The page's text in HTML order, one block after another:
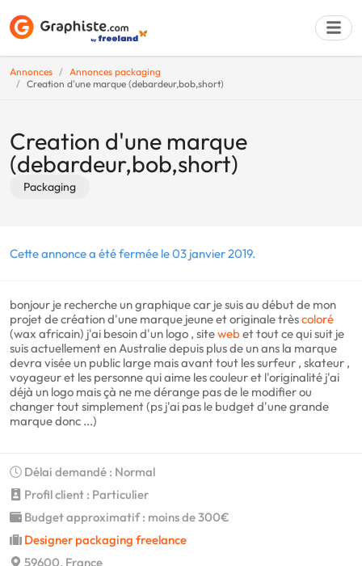
Annonces
Annonces packaging
Creation d'une marque (debardeur,bob,short)
Creation d'une marque
(debardeur,bob,short)
Packaging
Cette annonce a été fermée le 03 janvier 2019.
bonjour je recherche un graphique car je suis au début de mon
projet de création d'une marque jeune et originale trèscoloré
(wax africain) j'ai besoin d'un logo , sitewebet tout ce qui suit je
suis actuellement en Australie depuis plus de un ans la marque
devra visée un public large mais avant tout les surfeur , skateur ,
voyageur et les personne qui aime les couleur et l'originalité j'ai
déjà un logo mais çà ne me dérange pas de le modifier ou
changer tout simplement (ps j'ai pas le budget d'une grande
marque donc ...)
Délai demandé : Normal
Profil client : Particulier
Budget approximatif : moins de 300€
Designer packaging freelance
59600, France